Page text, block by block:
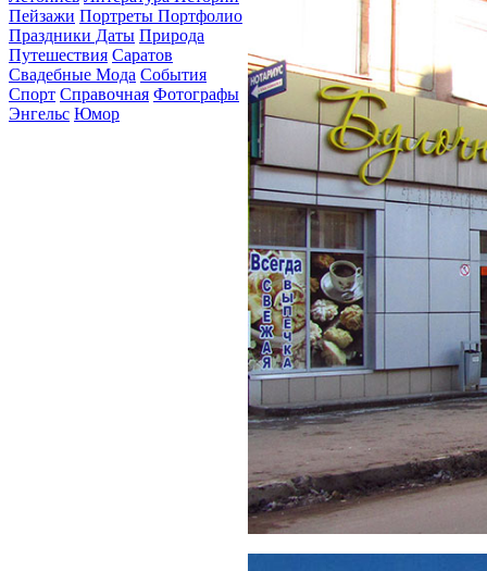
Пейзажи Портреты Портфолио
Праздники Даты Природа
Путешествия Саратов
Свадебные Мода События
Спорт Справочная Фотографы
Энгельс Юмор